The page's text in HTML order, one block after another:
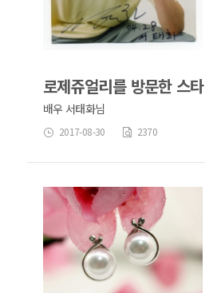
로제쥬얼리를 방문한 스타
배우 서태화님
2017-08-30 2370